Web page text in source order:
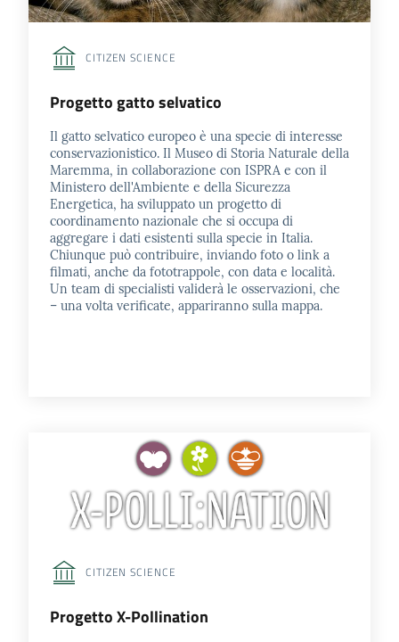
Progetto
DigitAP
Monitoraggio
SNB2030
Scrivici
CITIZEN SCIENCE
Progetto gatto selvatico
Il gatto selvatico europeo è una specie di interesse
conservazionistico. Il Museo di Storia Naturale della
Maremma, in collaborazione con ISPRA e con il
Ministero dell'Ambiente e della Sicurezza
Energetica, ha sviluppato un progetto di
coordinamento nazionale che si occupa di
aggregare i dati esistenti sulla specie in Italia.
Chiunque può contribuire, inviando foto o link a
filmati, anche da fototrappole, con data e località.
Un team di specialisti validerà le osservazioni, che
– una volta verificate, appariranno sulla mappa.
CITIZEN SCIENCE
Progetto X-Pollination